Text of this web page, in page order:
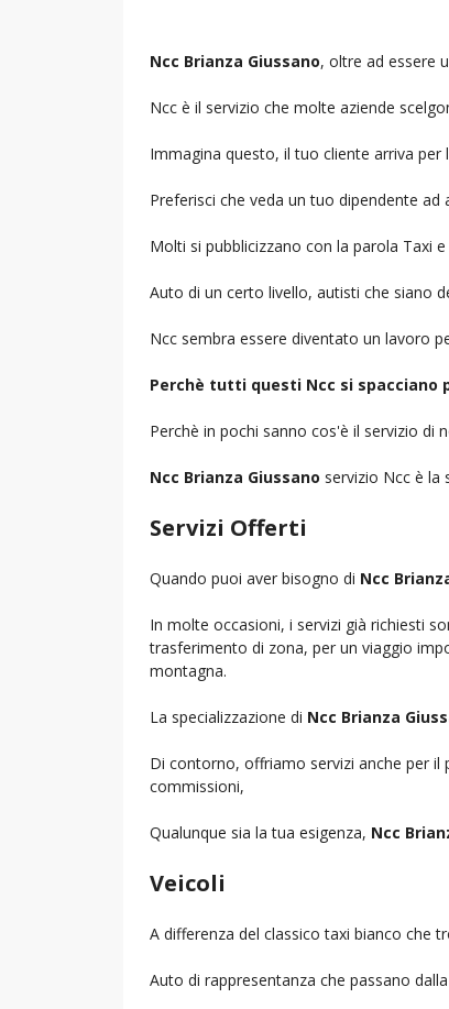
Ncc Brianza Giussano, oltre ad essere
Ncc è il servizio che molte aziende
Immagina questo, il tuo cliente arriva
Preferisci che veda un tuo dipendente
Molti si pubblicizzano con la parola Taxi
Auto di un certo livello, autisti che siano
Ncc sembra essere diventato un lavoro
Perchè tutti questi Ncc si spacciano
Perchè in pochi sanno cos'è il servizio di
Ncc Brianza Giussano servizio Ncc è la
Servizi Offerti
Quando puoi aver bisogno di Ncc
In molte occasioni, i servizi già richiesti
trasferimento di zona, per un viaggio
montagna.
La specializzazione di Ncc Brianza
Di contorno, offriamo servizi anche per il
commissioni,
Qualunque sia la tua esigenza, Ncc
Veicoli
A differenza del classico taxi bianco che
Auto di rappresentanza che passano